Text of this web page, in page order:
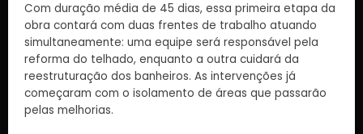
Com duração média de 45 dias, essa primeira etapa da
obra contará com duas frentes de trabalho atuando
simultaneamente: uma equipe será responsável pela
reforma do telhado, enquanto a outra cuidará da
reestruturação dos banheiros. As intervenções já
começaram com o isolamento de áreas que passarão
pelas melhorias.